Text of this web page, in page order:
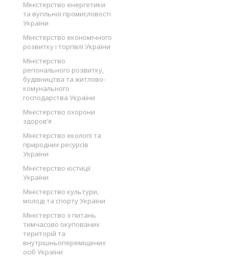
Міністерство енергетики
та вугільної промисловості
України
Міністерство економічного
розвитку і торгівлі України
Міністерство
регіонального розвитку,
будівництва та житлово-
комунального
господарства України
Міністерство охорони
здоров’я
Міністерство екології та
природних ресурсів
України
Міністерство юстиції
України
Міністерство культури,
молоді та спорту України
Міністерство з питань
тимчасово окупованих
територій та
внутрішньопереміщених
осіб України